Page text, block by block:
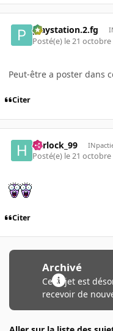
playstation.2.fg
Posté(e) le 21 octobre
Peut-être a poster dans
Citer
harlock_99
Posté(e) le 21 octobre
Citer
Archivé
Ce sujet est
recevoir de